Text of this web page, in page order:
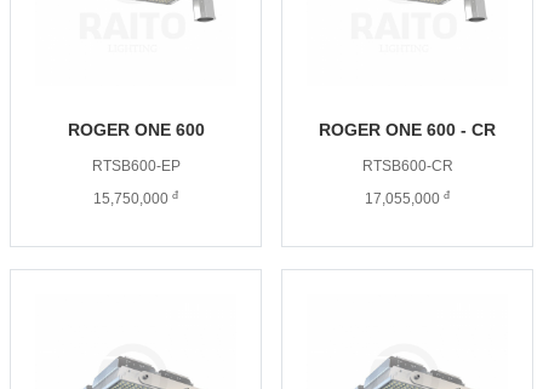
ROGER ONE 600
RTSB600-EP
15,750,000 đ
ROGER ONE 600 - CR
RTSB600-CR
17,055,000 đ